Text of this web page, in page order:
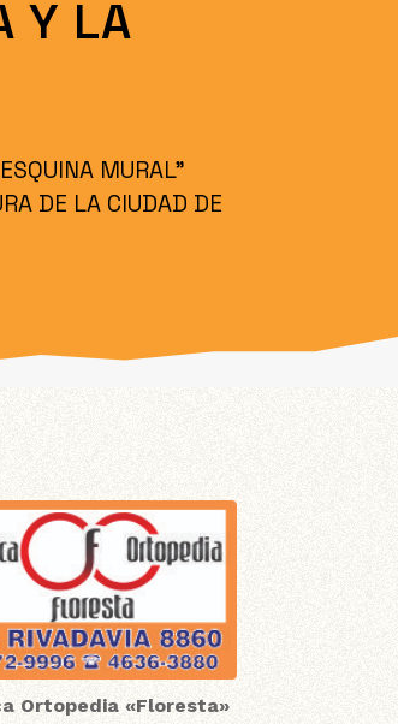
Y LA
MURAL”
DE LA CIUDAD DE
Ortopedia «Floresta»